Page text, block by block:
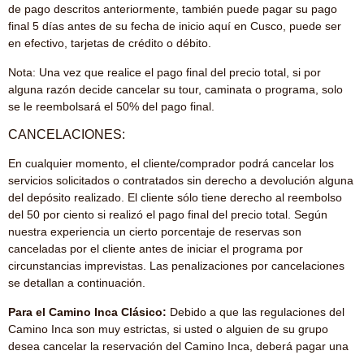
de pago descritos anteriormente, también puede pagar su pago
final 5 días antes de su fecha de inicio aquí en Cusco, puede ser
en efectivo, tarjetas de crédito o débito.
Nota: Una vez que realice el pago final del precio total, si por
alguna razón decide cancelar su tour, caminata o programa, solo
se le reembolsará el 50% del pago final.
CANCELACIONES:
En cualquier momento, el cliente/comprador podrá cancelar los
servicios solicitados o contratados sin derecho a devolución alguna
del depósito realizado. El cliente sólo tiene derecho al reembolso
del 50 por ciento si realizó el pago final del precio total. Según
nuestra experiencia un cierto porcentaje de reservas son
canceladas por el cliente antes de iniciar el programa por
circunstancias imprevistas. Las penalizaciones por cancelaciones
se detallan a continuación.
Para el Camino Inca Clásico: Debido a que las regulaciones del
Camino Inca son muy estrictas, si usted o alguien de su grupo
desea cancelar la reservación del Camino Inca, deberá pagar una